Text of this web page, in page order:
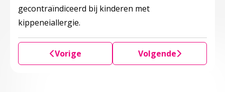
gecontraïndiceerd bij kinderen met
kippeneiallergie.
Vorige Volgende